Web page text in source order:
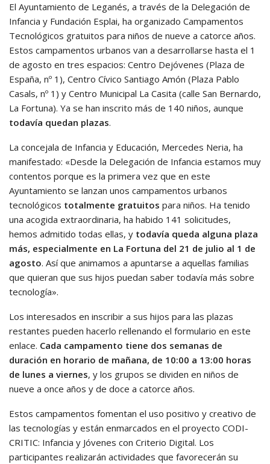
El Ayuntamiento de Leganés, a través de la Delegación de
Infancia y Fundación Esplai, ha organizado Campamentos
Tecnológicos gratuitos para niños de nueve a catorce años.
Estos campamentos urbanos van a desarrollarse hasta el 1
de agosto en tres espacios: Centro Dejóvenes (Plaza de
España, nº 1), Centro Cívico Santiago Amón (Plaza Pablo
Casals, nº 1) y Centro Municipal La Casita (calle San Bernardo,
La Fortuna). Ya se han inscrito más de 140 niños, aunque
todavía quedan plazas.
La concejala de Infancia y Educación, Mercedes Neria, ha
manifestado: «Desde la Delegación de Infancia estamos muy
contentos porque es la primera vez que en este
Ayuntamiento se lanzan unos campamentos urbanos
tecnológicos totalmente gratuitos para niños. Ha tenido
una acogida extraordinaria, ha habido 141 solicitudes,
hemos admitido todas ellas, y todavía queda alguna plaza
más, especialmente en La Fortuna del 21 de julio al 1 de
agosto. Así que animamos a apuntarse a aquellas familias
que quieran que sus hijos puedan saber todavía más sobre
tecnología».
Los interesados en inscribir a sus hijos para las plazas
restantes pueden hacerlo rellenando el formulario en este
enlace. Cada campamento tiene dos semanas de
duración en horario de mañana, de 10:00 a 13:00 horas
de lunes a viernes, y los grupos se dividen en niños de
nueve a once años y de doce a catorce años.
Estos campamentos fomentan el uso positivo y creativo de
las tecnologías y están enmarcados en el proyecto CODI-
CRITIC: Infancia y Jóvenes con Criterio Digital. Los
participantes realizarán actividades que favorecerán su